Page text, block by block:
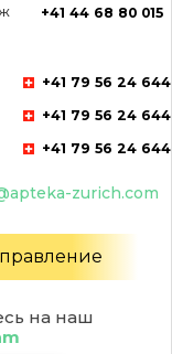
+41 44 68 80 015
+41 79 56 24 644
+41 79 56 24 644
+41 79 56 24 644
zurich.com
на наш